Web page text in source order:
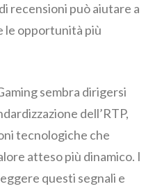
recensioni può aiutare a
le opportunità più
sembra dirigersi
dell’RTP,
tecnologiche che
atteso più dinamico. I
questi segnali e